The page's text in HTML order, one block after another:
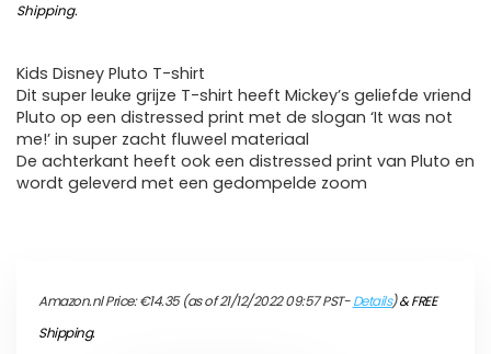
Shipping.
Kids Disney Pluto T-shirt
Dit super leuke grijze T-shirt heeft Mickey’s geliefde vriend
Pluto op een distressed print met de slogan ‘It was not
me!’ in super zacht fluweel materiaal
De achterkant heeft ook een distressed print van Pluto en
wordt geleverd met een gedompelde zoom
Amazon.nl Price:€14.35(as of 21/12/2022 09:57 PST-Details)&FREE
Shipping.